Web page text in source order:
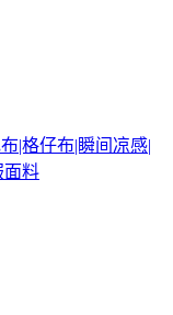
|格仔布|瞬间凉感|
面料